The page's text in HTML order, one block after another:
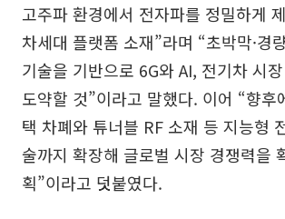
고주파 환경에서 전자파를 정밀하게
차세대 플랫폼 소재”라며 “초박막·경
기술을 기반으로 6G와 AI, 전기차 시
도약할 것”이라고 말했다. 이어 “향후
택 차폐와 튜너블 RF 소재 등 지능형
술까지 확장해 글로벌 시장 경쟁력을
획”이라고 덧붙였다.